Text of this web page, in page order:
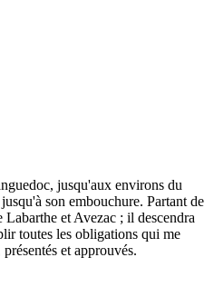
jusqu'aux environs du
son embouchure. Partant de
et Avezac ; il descendra
toutes les obligations qui me
et approuvés.